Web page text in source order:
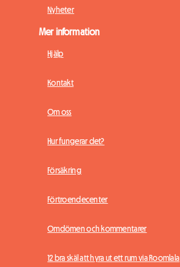
Nyheter
Mer information
Hjälp
Kontakt
Om oss
Hur fungerar det?
Försäkring
Förtroendecenter
Omdömen och kommentarer
12 bra skäl att hyra ut ett rum via Roomlala